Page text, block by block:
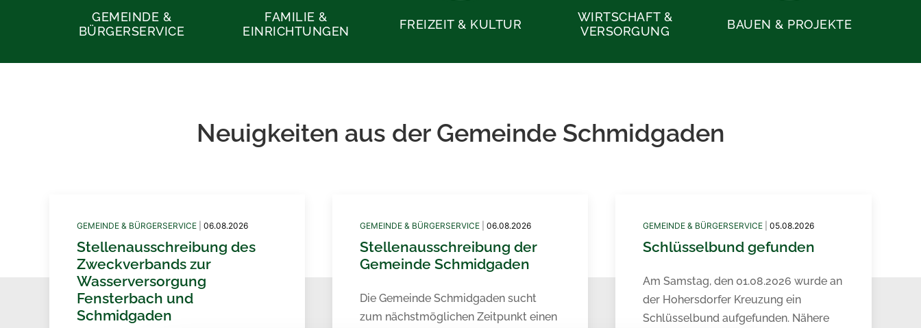
GEMEINDE &
BÜRGERSERVICE
FAMILIE &
EINRICHTUNGEN
FREIZEIT & KULTUR
WIRTSCHAFT &
VERSORGUNG
BAUEN & PROJEKTE
Neuigkeiten aus der Gemeinde Schmidgaden
GEMEINDE & BÜRGERSERVICE 06.08.2026
Stellenausschreibung des
Zweckverbands zur
Wasserversorgung
Fensterbach und
Schmidgaden
GEMEINDE & BÜRGERSERVICE |06.08.2026
Stellenausschreibung der
Gemeinde Schmidgaden
Die Gemeinde Schmidgaden sucht
zum nächstmöglichen Zeitpunkt einen
GEMEINDE & BÜRGERSERVICE |05.08.2026
Schlüsselbund gefunden
Am Samstag, den 01.08.2026 wurde an
der Hohersdorfer Kreuzung ein
Schlüsselbund aufgefunden. Nähere